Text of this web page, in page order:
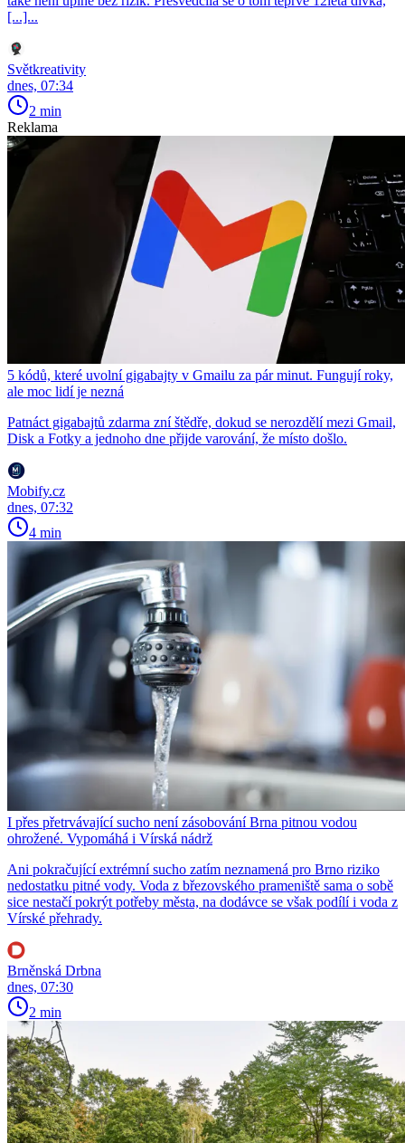
[...]...
Světkreativity
dnes, 07:34
2 min
Reklama
5 kódů, které uvolní gigabajty v Gmailu za pár minut. Fungují roky,
ale moc lidí je nezná
Patnáct gigabajtů zdarma zní štědře, dokud se nerozdělí mezi Gmail,
Disk a Fotky a jednoho dne přijde varování, že místo došlo.
Mobify.cz
dnes, 07:32
4 min
I přes přetrvávající sucho není zásobování Brna pitnou vodou
ohrožené. Vypomáhá i Vírská nádrž
Ani pokračující extrémní sucho zatím neznamená pro Brno riziko
nedostatku pitné vody. Voda z březovského prameniště sama o sobě
sice nestačí pokrýt potřeby města, na dodávce se však podílí i voda z
Vírské přehrady.
Brněnská Drbna
dnes, 07:30
2 min